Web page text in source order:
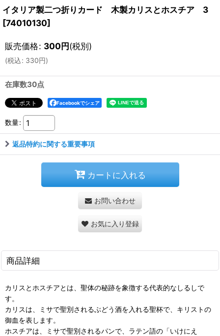
イタリア製二つ折りカード 木製カリスとホスチア 3
[74010130]
販売価格: 300円(税別)
(税込: 330円)
在庫数30点
Facebookでシェア
数量:
返品特約に関する重要事項
カートに入れる
お問い合わせ
お気に入り登録
商品詳細
カリスとホスチアとは、聖体の秘跡を象徴する代表的なしるしで
す。
カリスは、ミサで聖別されるぶどう酒を入れる聖杯で、キリストの
御血を表します。
ホスチアは、ミサで聖別されるパンで、ラテン語の「いけにえ